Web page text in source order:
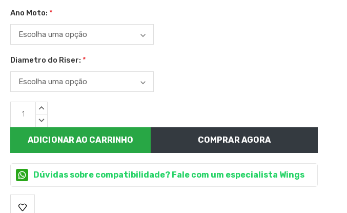
Ano Moto: *
Diametro do Riser: *
Estoque
atual:
QUANTIDADE
QUANTIDADE
COMPRAR AGORA
Dúvidas sobre compatibilidade? Fale com um especialista Wings